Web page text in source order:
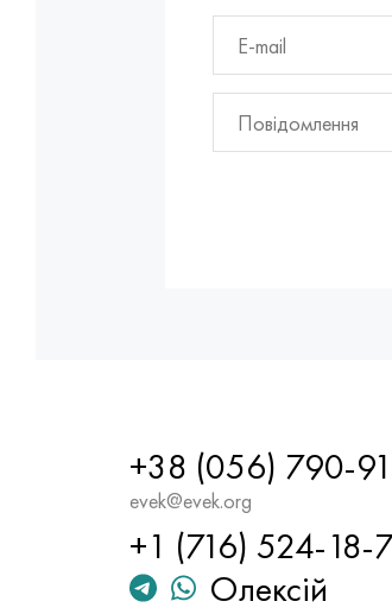
+38 (056) 790-
evek@evek.org
+1 (716) 524-18-
Олексій